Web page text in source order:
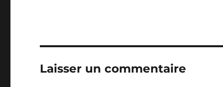
Laisser un commentaire